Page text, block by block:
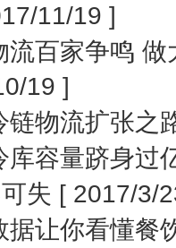
11/19 ]
流百家争鸣
19 ]
链物流扩张之
库容量跻身过
失 [ 2017/3/
据让你看懂餐